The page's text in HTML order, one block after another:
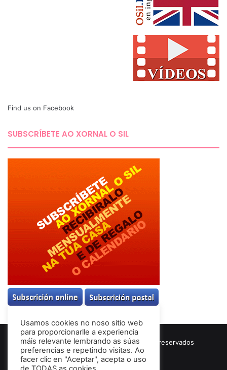
Find us on Facebook
SUBSCRÍBETE AO XORNAL O SIL
© Copyright 2026, Todos los derechos reservados
Términos & Condiciones
Usamos cookies no noso sitio web
para proporcionarlle a experiencia
máis relevante lembrando as súas
preferencias e repetindo visitas. Ao
facer clic en "Aceptar", acepta o uso